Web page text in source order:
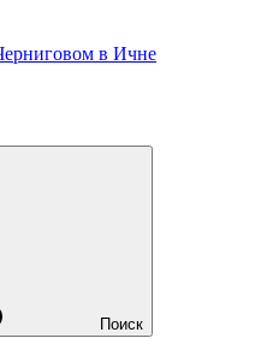
в Ичне
Поиск